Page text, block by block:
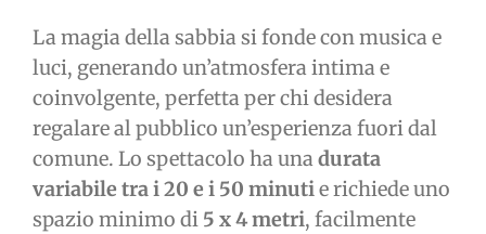
La magia della sabbia si fonde con musica e
luci, generando un’atmosfera intima e
coinvolgente, perfetta per chi desidera
regalare al pubblico un’esperienza fuori dal
comune. Lo spettacolo ha unadurata
variabile tra i 20 e i 50 minutie richiede uno
spazio minimo di 5 x 4 metri, facilmente